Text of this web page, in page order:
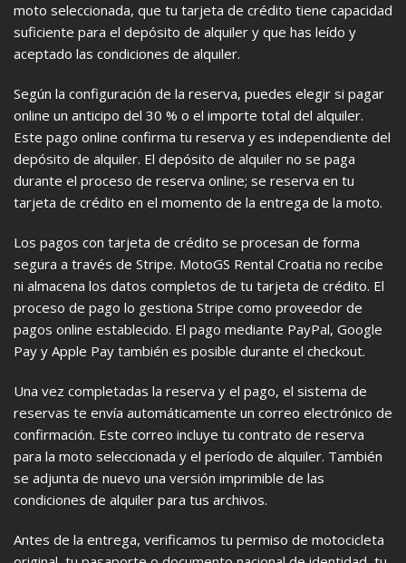
moto seleccionada, que tu tarjeta de crédito tiene capacidad
suficiente para el depósito de alquiler y que has leído y
aceptado las condiciones de alquiler.
Según la configuración de la reserva, puedes elegir si pagar
online un anticipo del 30 % o el importe total del alquiler.
Este pago online confirma tu reserva y es independiente del
depósito de alquiler. El depósito de alquiler no se paga
durante el proceso de reserva online; se reserva en tu
tarjeta de crédito en el momento de la entrega de la moto.
Los pagos con tarjeta de crédito se procesan de forma
segura a través de Stripe. MotoGS Rental Croatia no recibe
ni almacena los datos completos de tu tarjeta de crédito. El
proceso de pago lo gestiona Stripe como proveedor de
pagos online establecido. El pago mediante PayPal, Google
Pay y Apple Pay también es posible durante el checkout.
Una vez completadas la reserva y el pago, el sistema de
reservas te envía automáticamente un correo electrónico de
confirmación. Este correo incluye tu contrato de reserva
para la moto seleccionada y el período de alquiler. También
se adjunta de nuevo una versión imprimible de las
condiciones de alquiler para tus archivos.
Antes de la entrega, verificamos tu permiso de motocicleta